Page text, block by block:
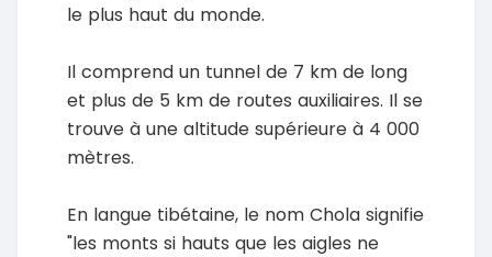
le plus haut du monde.
Il comprend un tunnel de 7 km de long
et plus de 5 km de routes auxiliaires. Il se
trouve à une altitude supérieure à 4 000
mètres.
En langue tibétaine, le nom Chola signifie
"les monts si hauts que les aigles ne